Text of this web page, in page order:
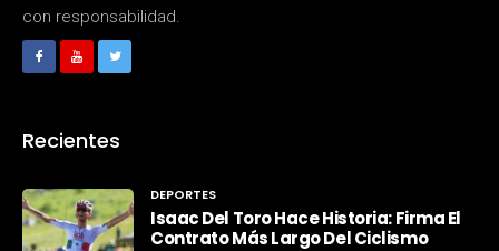
con responsabilidad.
Recientes
DEPORTES
Isaac Del Toro Hace Historia: Firma El
Contrato Más Largo Del Ciclismo